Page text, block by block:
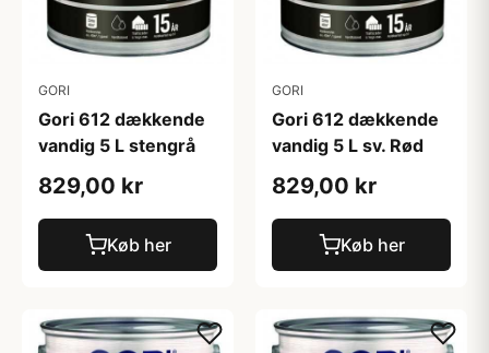
GORI
Gori 612 dækkende
vandig 5 L stengrå
829,00 kr
Køb her
GORI
Gori 612 dækkende
vandig 5 L sv. Rød
829,00 kr
Køb her